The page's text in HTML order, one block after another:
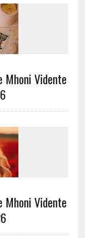
Mhoni Vidente
Mhoni Vidente